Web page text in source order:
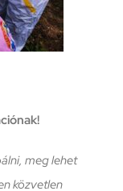
meg lehet
közvetlen